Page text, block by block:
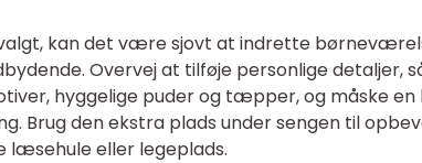
kan det være sjovt at indrette
Overvej at tilføje personlige detaljer,
hyggelige puder og tæpper, og måske
Brug den ekstra plads under sengen til
læsehule eller legeplads.